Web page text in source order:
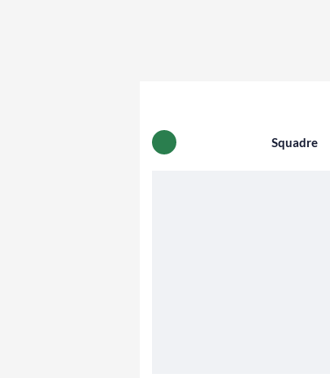
Squadre